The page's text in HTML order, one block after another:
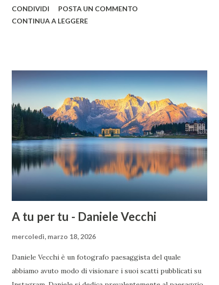
KMZ, l'Helios 44 continuò a essere prodotto, anche in altri
innesto a vite con filettatura M39, identica a quella Leica, ma
tiraggio più lungo, pari a quello dell'innesto M42. Questi
obiettivi sono piuttosto ricercati dai collezionisti e dagli
amanti del bokeh, anche per via del diaframma con 13
lamelle (nelle versioni successive verranno diminuite). Le
differenze tra i vari Helios 44 successivi, identificati da
lettere e numeri...
CONDIVIDI
POSTA UN COMMENTO
CONTINUA A LEGGERE
A tu per tu - Daniele Vecchi
mercoledì, marzo 18, 2026
Daniele Vecchi è un fotografo paesaggista del quale
abbiamo avuto modo di visionare i suoi scatti pubblicati su